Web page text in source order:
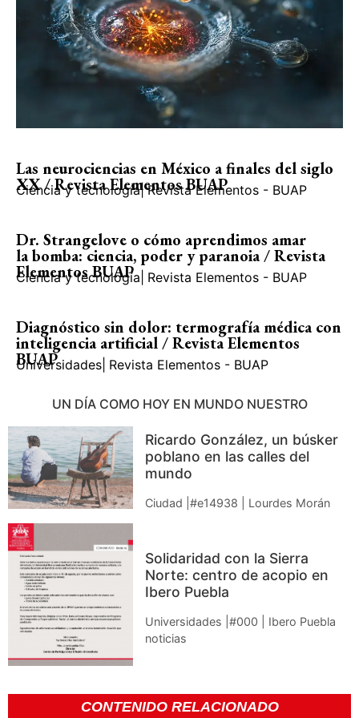
Las neurociencias en México a finales del siglo
XX / Revista Elementos BUAP
Ciencia y tecnología| Revista Elementos - BUAP
Dr. Strangelove o cómo aprendimos amar
la bomba: ciencia, poder y paranoia / Revista
Elementos BUAP
Ciencia y tecnología Revista Elementos - BUAP
Diagnóstico sin dolor: termografía médica con
inteligencia artificial / Revista Elementos
BUAP
Universidades Revista Elementos - BUAP
UN DÍA COMO HOY EN MUNDO NUESTRO
Ricardo González, un búsker
poblano en las calles del
mundo
Ciudad |#e14938 | Lourdes Morán
Solidaridad con la Sierra
Norte: centro de acopio en
Ibero Puebla
Universidades |#000 | Ibero Puebla
noticias
CONTENIDO RELACIONADO